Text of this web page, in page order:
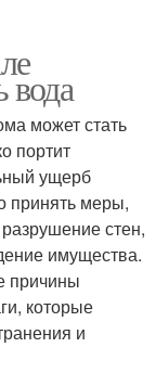
вода
может стать
портит
ущерб
принять меры,
стен,
имущества.
причины
которые
и